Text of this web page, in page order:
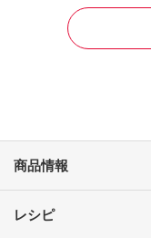
商品情報
レシピ